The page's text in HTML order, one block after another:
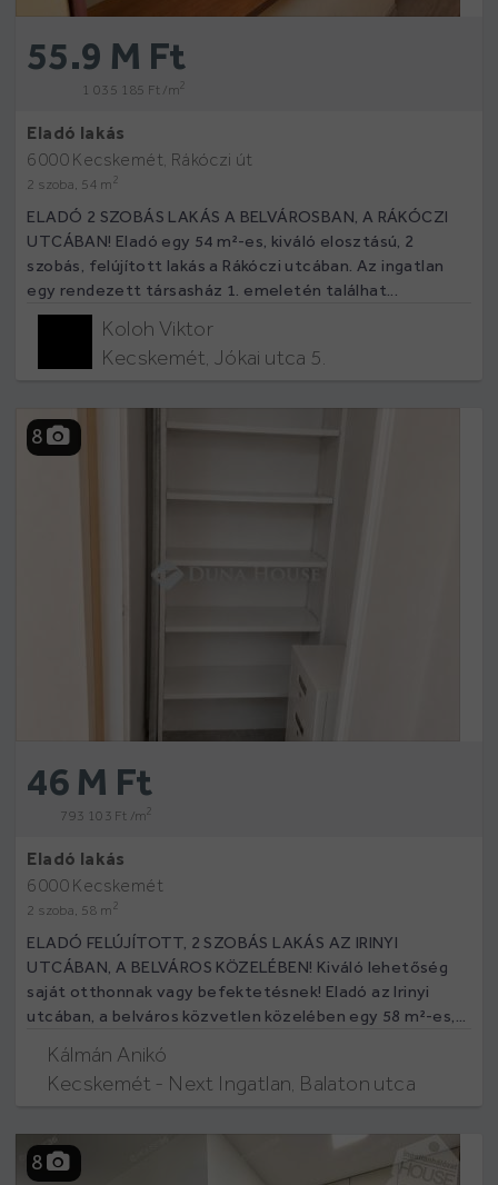
55.9 M Ft
1 035 185 Ft /m2
Eladó lakás
6000 Kecskemét, Rákóczi út
2 szoba, 54 m 2
ELADÓ 2 SZOBÁS LAKÁS A BELVÁROSBAN, A RÁKÓCZI
UTCÁBAN! Eladó egy 54 m²-es, kiváló elosztású, 2
szobás, felújított lakás a Rákóczi utcában. Az ingatlan
egy rendezett társasház 1. emeletén találhat...
Koloh Viktor
Kecskemét, Jókai utca 5.
8
46 M Ft
793 103 Ft /m2
Eladó lakás
6000 Kecskemét
2 szoba, 58 m 2
ELADÓ FELÚJÍTOTT, 2 SZOBÁS LAKÁS AZ IRINYI
UTCÁBAN, A BELVÁROS KÖZELÉBEN! Kiváló lehetőség
saját otthonnak vagy befektetésnek! Eladó az Irinyi
utcában, a belváros közvetlen közelében egy 58 m²-es,...
Kálmán Anikó
Kecskemét - Next Ingatlan, Balaton utca
8